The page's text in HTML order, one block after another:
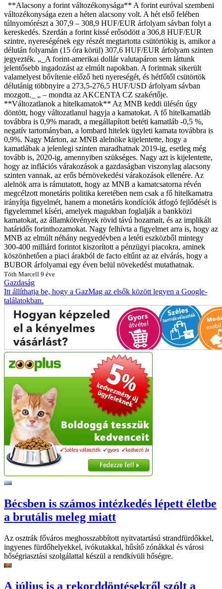
**Alacsony a forint változékonysága** A forint euróval szembeni
változékonysága ezen a héten alacsony volt. A hét első felében
túlnyomórészt a 307,9 – 308,9 HUF/EUR árfolyam sávban folyt a
kereskedés. Szerdán a forint kissé erősödött a 306,8 HUF/EUR
szintre, nyereségének egy részét megtartotta csütörtökig is, amikor a
délután folyamán (15 óra körül) 307,6 HUF/EUR árfolyam szinten
jegyezték. „_A forint-amerikai dollár valutapáron sem láttunk
jelentősebb ingadozást az elmúlt napokban. A forintnak sikerült
valamelyest bővítenie előző heti nyereségét, és hétfőtől csütörtök
délutánig többnyire a 273,5-276,5 HUF/USD árfolyam sávban
mozgott._ „ – mondta az AKCENTA CZ szakértője.
**Változatlanok a hitelkamatok** Az MNB keddi ülésén úgy
döntött, hogy változatlanul hagyja a kamatokat. A fő hitelkamatláb
továbbra is 0,9% maradt, a megállapított betéti kamatláb -0,5 %,
negatív tartományban, a lombard hitelek ügyleti kamata továbbra is
0,9%. Nagy Márton, az MNB alelnöke kijelentette, hogy a
kamatlábak a jelenlegi szinten maradhatnak 2019-ig, esetleg még
tovább is, 2020-ig, amennyiben szükséges. Nagy azt is kijelentette,
hogy az inflációs várakozások a gazdaságban viszonylag alacsony
szinten vannak, az erős bérnövekedési várakozások ellenére. Az
alelnök arra is rámutatott, hogy az MNB a kamatcsatorna révén
megcélzott monetáris politika keretében nem csak a fő hitelkamatra
irányítja figyelmét, hanem a monetáris kondíciók átfogó fejlődését is
figyelemmel kíséri, amelyek magukban foglalják a bankközi
kamatokat, az államkötvények rövid távú hozamait, és az implikált
határidős forinthozamokat. Nagy felhívta a figyelmet arra is, hogy az
MNB az elmúlt néhány negyedévben a letéti eszközből mintegy
300-400 milliárd forintot kiszorított a pénzügyi piacokra, aminek
köszönhetően a piaci árakból de facto eltűnt az az elvárás, hogy a
BUBOR árfolyamai egy éven belül növekedést mutathatnak.
Tóth Marcell 9 éve
Gazdaság
Itt állíthatja be, hogy a GazMag az elsők között legyen a Google-
találatokban.
Bécsben is számos intézkedés lépett életbe
a brutális meleg miatt
Az osztrák főváros meghosszabbított nyitvatartású strandfürdőkkel,
ingyenes fürdőhelyekkel, ivókutakkal, hűsítő zónákkal és városi
hőségriasztási szolgálattal készül a rendkívüli hőségre.
A július is a rekorddöntésekről szólt a